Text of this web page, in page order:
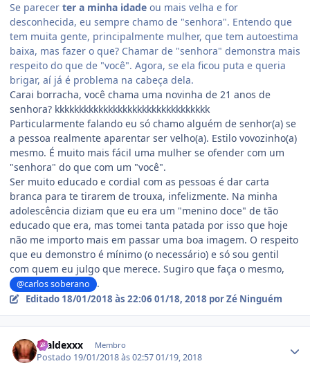
Se parecer ter a minha idade ou mais velha e for
desconhecida, eu sempre chamo de "senhora". Entendo que
tem muita gente, principalmente mulher, que tem autoestima
baixa, mas fazer o que? Chamar de "senhora" demonstra mais
respeito do que de "você". Agora, se ela ficou puta e queria
brigar, aí já é problema na cabeça dela.
Carai borracha, você chama uma novinha de 21 anos de
senhora? kkkkkkkkkkkkkkkkkkkkkkkkkkkkkkkk
Particularmente falando eu só chamo alguém de senhor(a) se
a pessoa realmente aparentar ser velho(a). Estilo vovozinho(a)
mesmo. É muito mais fácil uma mulher se ofender com um
"senhora" do que com um "você".
Ser muito educado e cordial com as pessoas é dar carta
branca para te tirarem de trouxa, infelizmente. Na minha
adolescência diziam que eu era um "menino doce" de tão
educado que era, mas tomei tanta patada por isso que hoje
não me importo mais em passar uma boa imagem. O respeito
que eu demonstro é mínimo (o necessário) e só sou gentil
com quem eu julgo que merece. Sugiro que faça o mesmo,
@carlos soberano .
Editado 18/01/2018 às 22:06 01/18, 2018 por Zé Ninguém
Fraldexxx Membro
Postado 19/01/2018 às 02:5701/19, 2018